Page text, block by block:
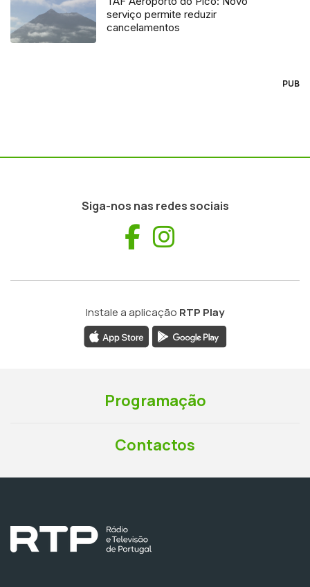
serviço permite reduzir
cancelamentos
PUB
Siga-nos nas redes sociais
Facebook
Instale a aplicação RTP Play
Programação
Contactos